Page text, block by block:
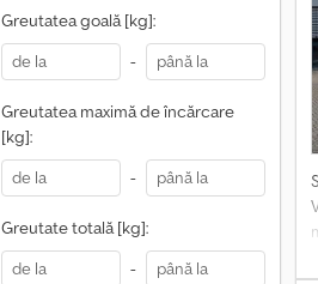
Greutatea goală [kg]:
-
Greutatea maximă de încărcare
[kg]:
-
Greutate totală [kg]:
-